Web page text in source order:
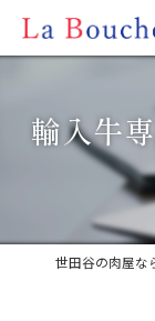
輸入牛